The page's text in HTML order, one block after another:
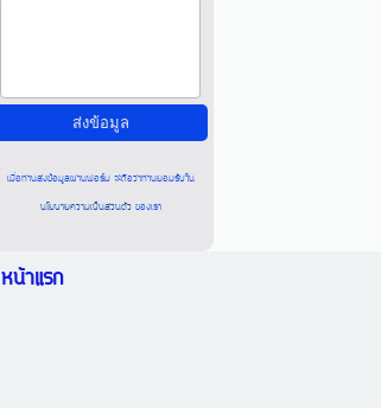
เมื่อท่านส่งข้อมูลผ่านฟอร์ม จะถือว่าท่านยอมรับใน
นโยบายความเป็นส่วนตัว ของเรา
หน้าแรก